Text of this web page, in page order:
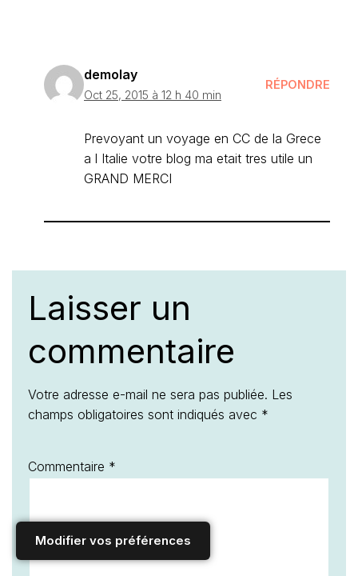
Modifier vos préférences
demolay
Oct 25, 2015 à 12 h 40 min
RÉPONDRE
Prevoyant un voyage en CC de la Grece
a l Italie votre blog ma etait tres utile un
GRAND MERCI
Laisser un
commentaire
Votre adresse e-mail ne sera pas publiée. Les
champs obligatoires sont indiqués avec *
Commentaire *